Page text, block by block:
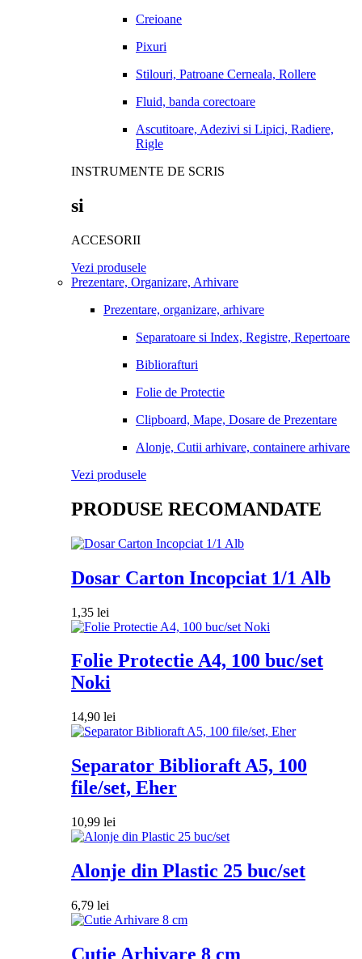
Creioane
Pixuri
Stilouri, Patroane Cerneala, Rollere
Fluid, banda corectoare
Ascutitoare, Adezivi si Lipici, Radiere,
Rigle
INSTRUMENTE DE SCRIS
si
ACCESORII
Vezi produsele
Prezentare, Organizare, Arhivare
Prezentare, organizare, arhivare
Separatoare si Index, Registre, Repertoare
Bibliorafturi
Folie de Protectie
Clipboard, Mape, Dosare de Prezentare
Alonje, Cutii arhivare, containere arhivare
Vezi produsele
PRODUSE RECOMANDATE
Dosar Carton Incopciat 1/1 Alb
1,35 lei
Folie Protectie A4, 100 buc/set
Noki
14,90 lei
Separator Biblioraft A5, 100
file/set, Eher
10,99 lei
Alonje din Plastic 25 buc/set
6,79 lei
Cutie Arhivare 8 cm